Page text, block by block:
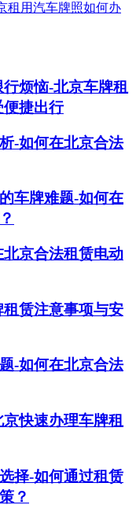
租用汽车牌照如何办
烦恼-北京车牌租
便捷出行
-如何在北京合法
车牌难题-如何在
京合法租赁电动
赁注意事项与安
-如何在北京合法
快速办理车牌租
择-如何通过租赁
？